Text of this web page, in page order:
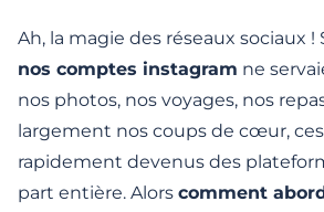
Ah, la magie des réseaux sociaux
nos comptes instagram ne
nos photos, nos voyages, nos
largement nos coups de cœur,
rapidement devenus des
part entière. Alors comment